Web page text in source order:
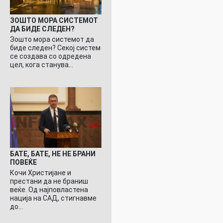
ЗОШТО МОРА СИСТЕМОТ
ДА БИДЕ СЛЕДЕН?
Зошто мора системот да
биде следен? Секој систем
се создава со одредена
цел, кога станува…
БАТЕ, БАТЕ, НЕ НЕ БРАНИ
ПОВЕЌЕ
Кочи Христијане и
престани да не браниш
веќе. Од најповластена
нација на САД, стигнавме
до…